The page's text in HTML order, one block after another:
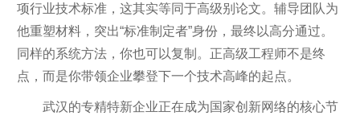
项行业技术标准，这其实等同于高级别论文。辅导团队为
他重塑材料，突出“标准制定者”身份，最终以高分通过。
同样的系统方法，你也可以复制。正高级工程师不是终
点，而是你带领企业攀登下一个技术高峰的起点。
武汉的专精特新企业正在成为国家创新网络的核心节